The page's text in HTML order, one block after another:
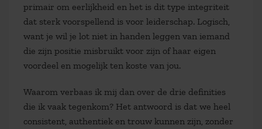
primair om eerlijkheid en het is dit type integriteit
dat sterk voorspellend is voor leiderschap. Logisch,
want je wil je lot niet in handen leggen van iemand
die zijn positie misbruikt voor zijn of haar eigen
voordeel en mogelijk ten koste van jou.
Waarom verbaas ik mij dan over de drie definities
die ik vaak tegenkom? Het antwoord is dat we heel
consistent, authentiek en trouw kunnen zijn, zonder